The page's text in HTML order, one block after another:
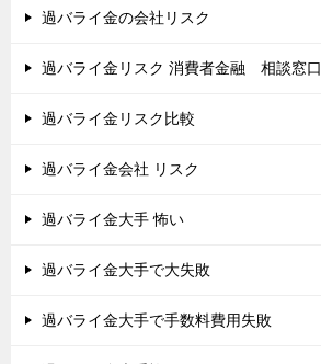
過バライ金の会社リスク
過バライ金リスク 消費者金融 相談窓口
過バライ金リスク比較
過バライ金会社 リスク
過バライ金大手 怖い
過バライ金大手で大失敗
過バライ金大手で手数料費用失敗